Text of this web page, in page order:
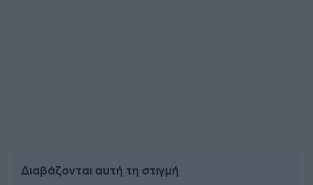
Διαβάζονται αυτή τη στιγμή